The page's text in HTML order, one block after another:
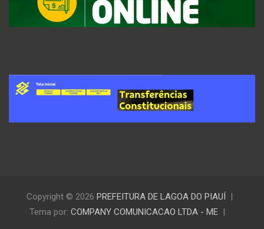
Copyright © 2026 PREFEITURA DE LAGOA DO PIAUÍ
Tema por: COMPANY COMUNICACAO LTDA - ME